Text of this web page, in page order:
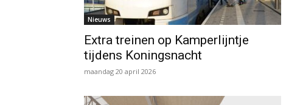
Nieuws
Extra treinen op Kamperlijntje
tijdens Koningsnacht
maandag 20 april 2026